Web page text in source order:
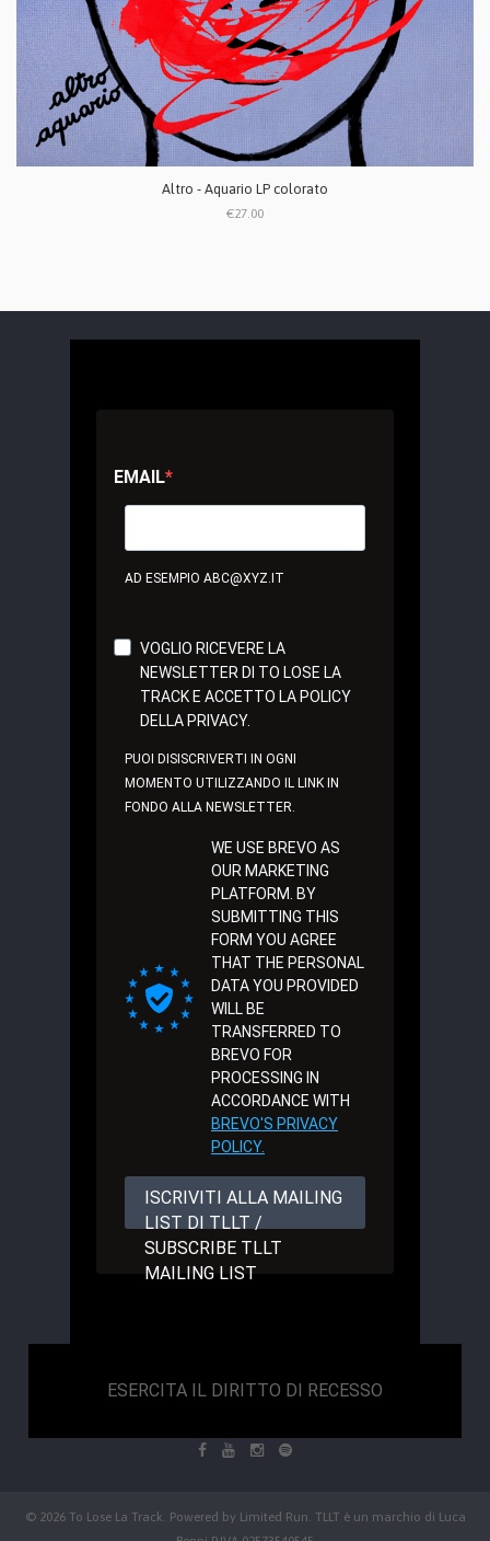
Altro - Aquario LP colorato
€27.00
EMAIL
AD ESEMPIO ABC@XYZ.IT
VOGLIO RICEVERE LA
NEWSLETTER DI TO LOSE LA
TRACK E ACCETTO LA POLICY
DELLA PRIVACY.
PUOI DISISCRIVERTI IN OGNI
MOMENTO UTILIZZANDO IL LINK IN
FONDO ALLA NEWSLETTER.
WE USE BREVO AS
OUR MARKETING
PLATFORM. BY
SUBMITTING THIS
FORM YOU AGREE
THAT THE PERSONAL
DATA YOU PROVIDED
WILL BE
TRANSFERRED TO
BREVO FOR
PROCESSING IN
ACCORDANCE WITH
BREVO'S PRIVACY
POLICY.
ISCRIVITI ALLA MAILING
LIST DI TLLT /
SUBSCRIBE TLLT
MAILING LIST
ESERCITA IL DIRITTO DI RECESSO
© 2026 To Lose La Track. Powered by Limited Run . TLLT è un marchio di Luca